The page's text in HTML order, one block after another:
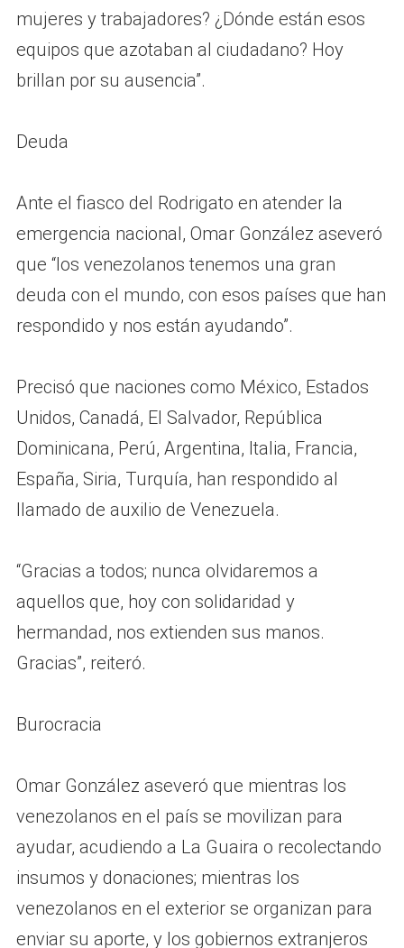
mujeres y trabajadores? ¿Dónde están esos
equipos que azotaban al ciudadano? Hoy
brillan por su ausencia”.
Deuda
Ante el fiasco del Rodrigato en atender la
emergencia nacional, Omar González aseveró
que “los venezolanos tenemos una gran
deuda con el mundo, con esos países que han
respondido y nos están ayudando”.
Precisó que naciones como México, Estados
Unidos, Canadá, El Salvador, República
Dominicana, Perú, Argentina, Italia, Francia,
España, Siria, Turquía, han respondido al
llamado de auxilio de Venezuela.
“Gracias a todos; nunca olvidaremos a
aquellos que, hoy con solidaridad y
hermandad, nos extienden sus manos.
Gracias”, reiteró.
Burocracia
Omar González aseveró que mientras los
venezolanos en el país se movilizan para
ayudar, acudiendo a La Guaira o recolectando
insumos y donaciones; mientras los
venezolanos en el exterior se organizan para
enviar su aporte, y los gobiernos extranjeros